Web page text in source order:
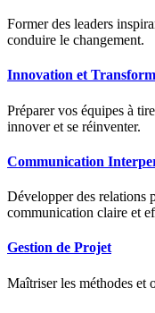
Former des leaders
conduire le changement.
Innovation et
Préparer vos équipes à
innover et se réinventer.
Communication
Développer des relations
communication claire et
Gestion de Projet
Maîtriser les méthodes et